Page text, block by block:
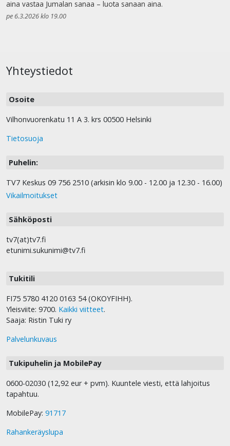
aina vastaa Jumalan sanaa – luota sanaan aina.
pe 6.3.2026 klo 19.00
Yhteystiedot
Osoite
Vilhonvuorenkatu 11 A 3. krs 00500 Helsinki
Tietosuoja
Puhelin:
TV7 Keskus 09 756 2510 (arkisin klo 9.00 - 12.00 ja 12.30 - 16.00)
Vikailmoitukset
Sähköposti
tv7(at)tv7.fi
etunimi.sukunimi@tv7.fi
Tukitili
FI75 5780 4120 0163 54 (OKOYFIHH).
Yleisviite: 9700. Kaikki viitteet.
Saaja: Ristin Tuki ry
Palvelunkuvaus
Tukipuhelin ja MobilePay
0600-02030 (12,92 eur + pvm). Kuuntele viesti, että lahjoitus
tapahtuu.
MobilePay: 91717
Rahankeräyslupa